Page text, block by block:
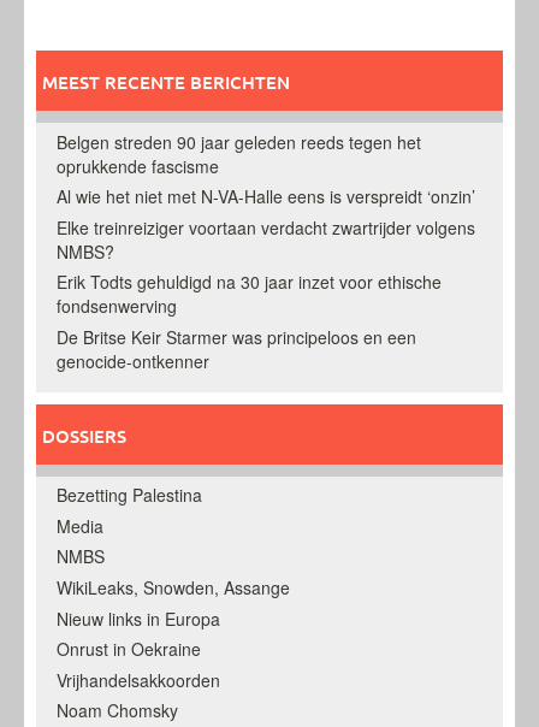
MEEST RECENTE BERICHTEN
Belgen streden 90 jaar geleden reeds tegen het
oprukkende fascisme
Al wie het niet met N-VA-Halle eens is verspreidt ‘onzin’
Elke treinreiziger voortaan verdacht zwartrijder volgens
NMBS?
Erik Todts gehuldigd na 30 jaar inzet voor ethische
fondsenwerving
De Britse Keir Starmer was principeloos en een
genocide-ontkenner
DOSSIERS
Bezetting Palestina
Media
NMBS
WikiLeaks, Snowden, Assange
Nieuw links in Europa
Onrust in Oekraine
Vrijhandelsakkoorden
Noam Chomsky